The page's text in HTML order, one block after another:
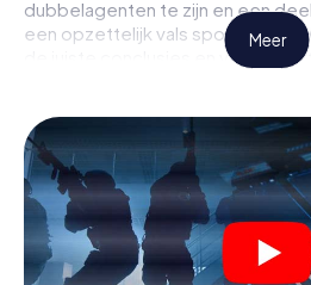
dubbelagenten te zijn en een
een opzettelijk vals spoor te zijn.
de juiste conclusies en vooral:
niet opgesloten in een kamer
bepaald tijdvenster moet
speurtocht met een smartphone
jouw speelveld! De technische
avontuur in Jyväskylä zijn een
het mobiel internet. Met één klik
app. Je hoeft niets te installeren
Meer